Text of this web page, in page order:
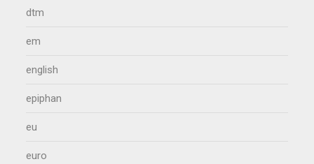
dtm
em
english
epiphan
eu
euro